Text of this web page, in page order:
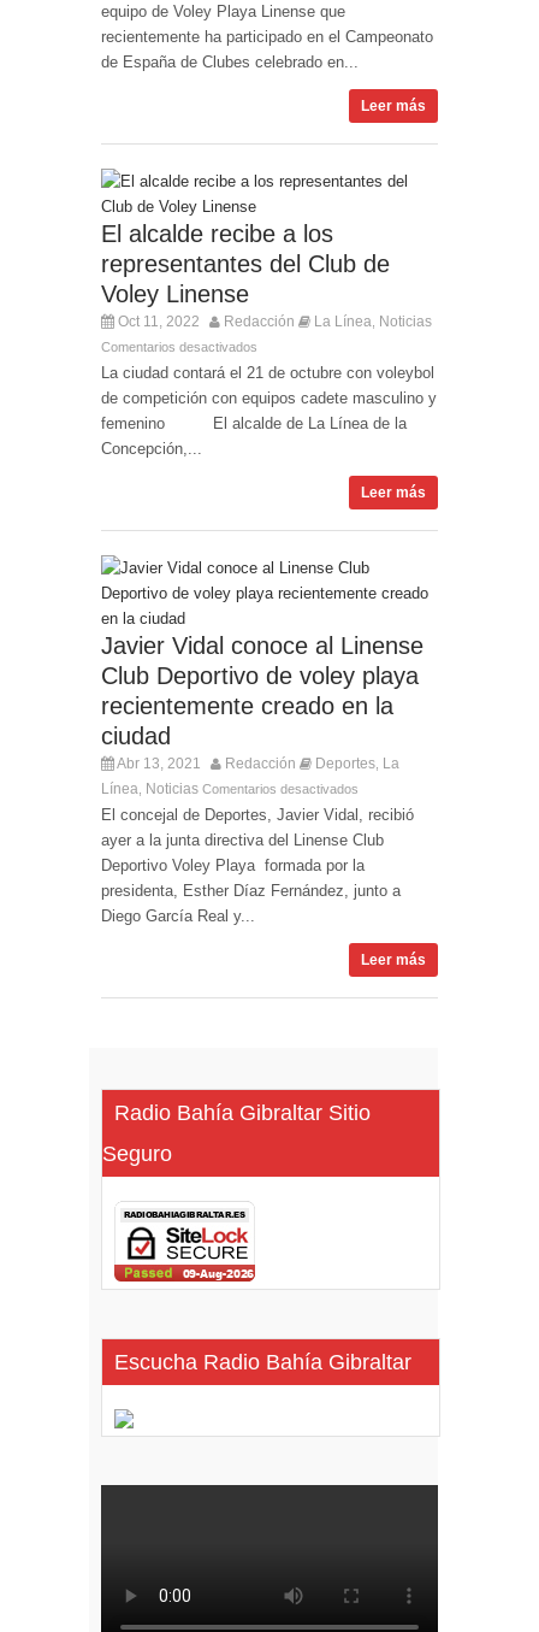
equipo de Voley Playa Linense que
recientemente ha participado en el Campeonato
de España de Clubes celebrado en...
Leer más
El alcalde recibe a los
representantes del Club de
Voley Linense
Oct 11, 2022 Redacción La Línea Noticias
Comentarios desactivados
La ciudad contará el 21 de octubre con voleybol
de competición con equipos cadete masculino y
femenino El alcalde de La Línea de la
Concepción,...
Leer más
Javier Vidal conoce al Linense
Club Deportivo de voley playa
recientemente creado en la
ciudad
Abr 13, 2021 Redacción Deportes La
Línea Noticias Comentarios desactivados
El concejal de Deportes, Javier Vidal, recibió
ayer a la junta directiva del Linense Club
Deportivo Voley Playa formada por la
presidenta, Esther Díaz Fernández, junto a
Diego García Real y...
Leer más
Radio Bahía Gibraltar Sitio
Seguro
Escucha Radio Bahía Gibraltar